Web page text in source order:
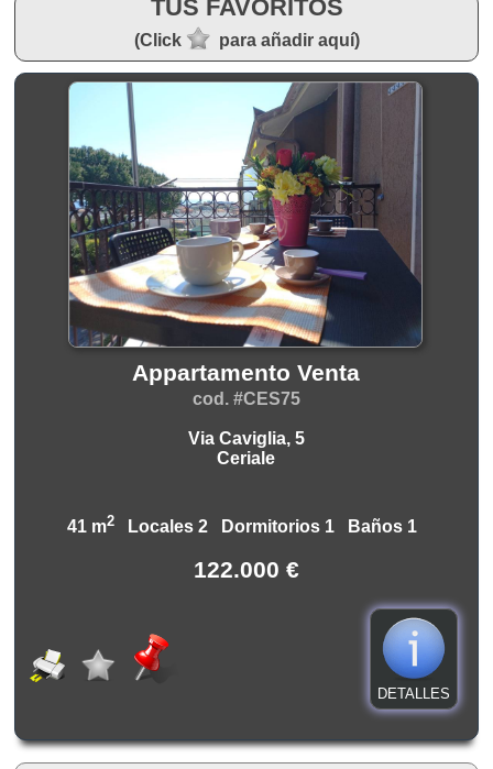
TUS FAVORITOS
(Click para añadir aquí)
Appartamento Venta
cod. #CES75
Via Caviglia, 5
Ceriale
41 m2Locales 2 Dormitorios 1 Baños 1
122.000 €
DETALLES